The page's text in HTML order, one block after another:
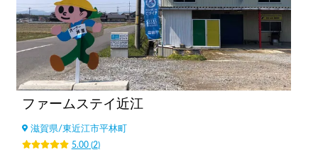
ファームステイ近江
滋賀県/ 東近江市平林町
5.00(2)